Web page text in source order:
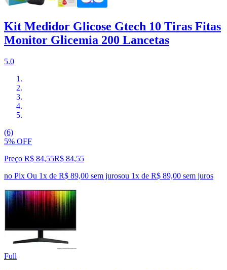
Kit Medidor Glicose Gtech 10 Tiras Fitas
Monitor Glicemia 200 Lancetas
5.0
(6)
5% OFF
Preço R$ 84,55R$ 84,55
no Pix Ou 1x de R$ 89,00 sem jurosou 1x de R$ 89,00 sem juros
Full